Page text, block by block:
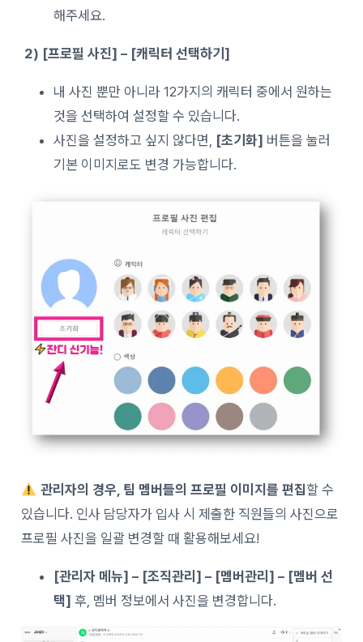
해주세요.
2) [프로필 사진] – [캐릭터 선택하기]
내 사진 뿐만 아니라 12가지의 캐릭터 중에서 원하는
것을 선택하여 설정할 수 있습니다.
사진을 설정하고 싶지 않다면, [초기화] 버튼을 눌러
기본 이미지로도 변경 가능합니다.
관리자의 경우, 팀 멤버들의 프로필 이미지를 편집할 수
있습니다. 인사 담당자가 입사 시 제출한 직원들의 사진으로
프로필 사진을 일괄 변경할 때 활용해보세요!
[관리자 메뉴] – [조직관리] – [멤버관리] – [멤버 선
택] 후, 멤버 정보에서 사진을 변경합니다.